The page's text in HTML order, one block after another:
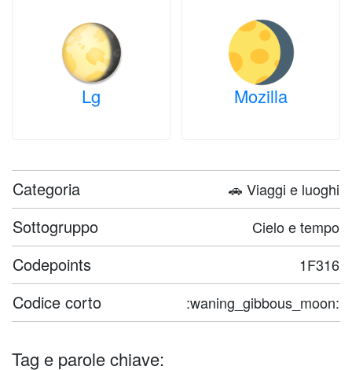
Lg Mozilla
Categoria 🚗 Viaggi e luoghi
Sottogruppo Cielo e tempo
Codepoints 1F316
Codice corto :waning_gibbous_moon:
Tag e parole chiave: